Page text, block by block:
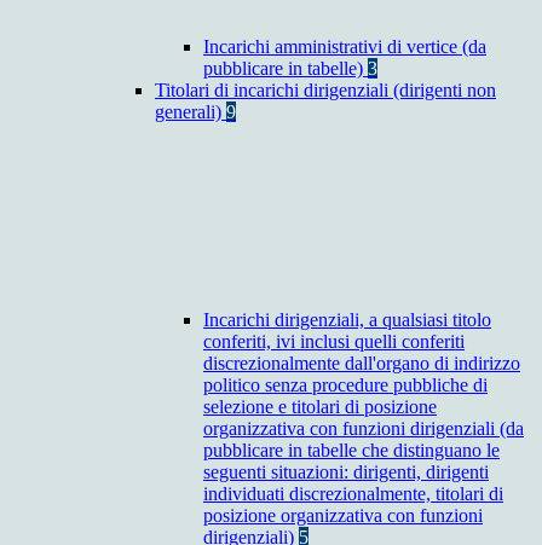
Incarichi amministrativi di vertice (da
pubblicare in tabelle) 3
Titolari di incarichi dirigenziali (dirigenti non
generali) 9
Incarichi dirigenziali, a qualsiasi titolo
conferiti, ivi inclusi quelli conferiti
discrezionalmente dall'organo di indirizzo
politico senza procedure pubbliche di
selezione e titolari di posizione
organizzativa con funzioni dirigenziali (da
pubblicare in tabelle che distinguano le
seguenti situazioni: dirigenti, dirigenti
individuati discrezionalmente, titolari di
posizione organizzativa con funzioni
dirigenziali) 5